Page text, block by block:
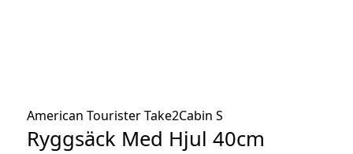
American Tourister Take2Cabin S
Ryggsäck Med Hjul 40cm